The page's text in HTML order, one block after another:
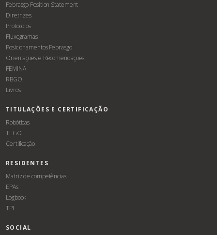
Febrasgo Position Statement
Diretrizes
Protocolos
Fluxogramas
Posicionamentos Febrasgo
Orientações e Recomendações
FEMINA
RBGO
Livros
TITULAÇÕES E CERTIFICAÇÃO
Robóticas
TEGO
Certificação
RESIDENTES
Matriz de competências
EPAs
Logbook
TPI
SOCIAL